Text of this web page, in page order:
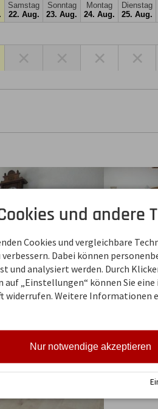
Samstag
22. Aug.
Sonntag
23. Aug.
Montag
24. Aug.
Dienstag
25. Aug.
× ×
und andere
Cookies und vergleichbare
Dabei können
und analysiert werden. Durch
auf „Einstellungen“ können Sie
widerrufen. Weitere Informationen
Nur notwendige akzeptieren